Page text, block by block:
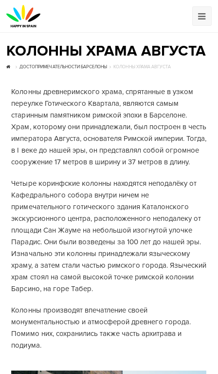
КОЛОННЫ ХРАМА АВГУСТА
ДОСТОПРИМЕЧАТЕЛЬНОСТИ БАРСЕЛОНЫ КОЛОННЫ ХРАМА АВГУСТА
Колонны древнеримского храма, спрятанные в узком
переулке Готического Квартала, являются самым
старинным памятником римской эпохи в Барселоне.
Храм, которому они принадлежали, был построен в честь
императора Августа, основателя Римской империи. Тогда,
в I веке до нашей эры, он представлял собой огромное
сооружение 17 метров в ширину и 37 метров в длину.
Четыре коринфские колонны находятся неподалёку от
Кафедрального собора внутри ничем не
примечательного готического здания Каталонского
экскурсионного центра, расположенного неподалеку от
площади Сан Жауме на небольшой изогнутой улочке
Парадис. Они были возведены за 100 лет до нашей эры.
Изначально эти колонны принадлежали языческому
храму, а затем стали частью римского города. Языческий
храм стоял на самой высокой точке римской колонии
Барсино, на горе Табер.
Колонны производят впечатление своей
монументальностью и атмосферой древнего города.
Помимо них, сохранились также часть архитрава и
подиума.